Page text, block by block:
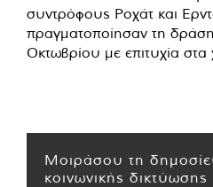
συντρόφους Ροχάτ και
πραγματοποίησαν τη
Οκτωβρίου με επιτυχία στα
Μοιράσου τη
κοινωνικής δικτύωσης